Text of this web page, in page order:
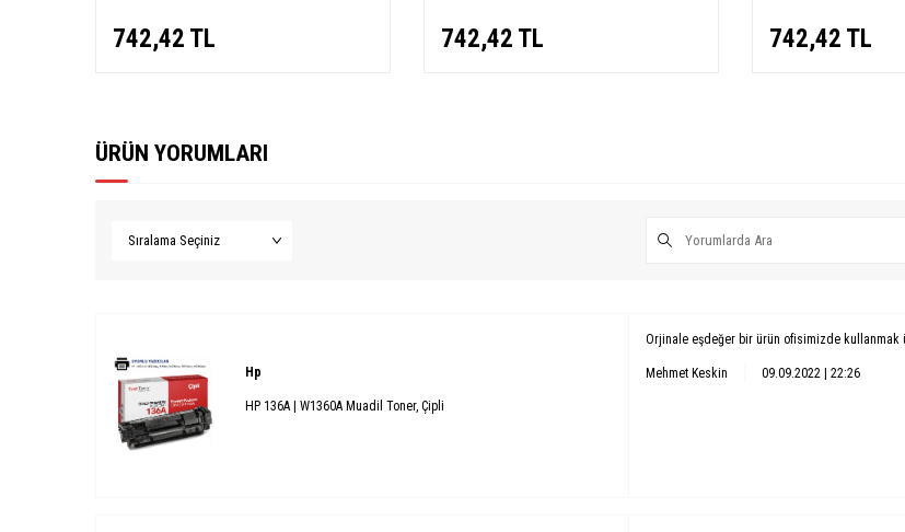
742,42 TL 742,42 TL 742,42 TL
ÜRÜN YORUMLARI
Hp
HP 136A | W1360A Muadil Toner, Çipli
Orjinale eşdeğer bir ürün ofisimizde kullanmak
Mehmet Keskin 09.09.2022 | 22:26